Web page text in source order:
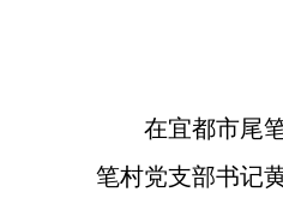
在宜都市尾
笔村党支部书记